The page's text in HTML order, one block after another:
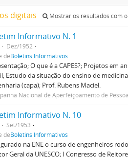
digitais Mostrar os resultados com
Informativo N. 1
Dez/1952
deBoletins Informativos
O que é a CAPES?; Projetos em
Estudo da situação do ensino de
(capa); Prof. Rubens Maciel.
Nacional de Aperfeiçoamento de
Informativo N. 10
Set/1953
deBoletins Informativos
na ENE o curso de engenheiros
Geral da UNESCO; I Congresso de